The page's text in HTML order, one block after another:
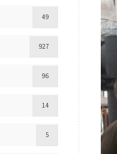
49
927
96
14
5